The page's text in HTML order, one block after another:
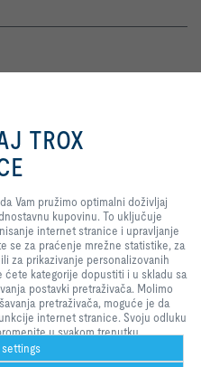
i plaćanja
o odbijanju odgovornosti
pružimo optimalni
internet stranice i
jednostavnu kupovinu.
kolačiće koji su
i upravljanje
i aplikacijama, a
praćenje mrežne
podešavanja koja
komfor ili za
personalizovanih
sami da odlučite
dopustiti i u
željama
postavki
Molimo imajte u vidu
podešavanja
TROX
Vam pružimo optimalni doživljaj
kupovinu. To uključuje
internet stranice i upravljanje
se za praćenje mrežne statistike, za
za prikazivanje personalizovanih
ćete kategorije dopustiti i u skladu sa
postavki pretraživača. Molimo
pretraživača, moguće je da
internet stranice. Svoju odluku
u svakom trenutku.